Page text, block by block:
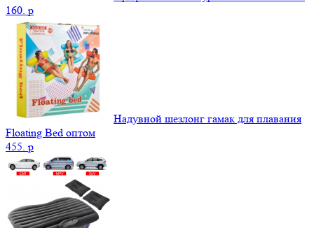
160. p
Надувной шезлонг гамак для плавания
Floating Bed оптом
455. p